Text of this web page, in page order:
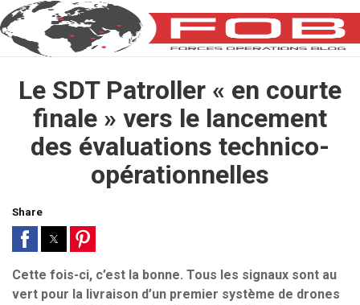
Le SDT Patroller « en courte
finale » vers le lancement
des évaluations technico-
opérationnelles
Share
Cette fois-ci, c’est la bonne. Tous les signaux sont au
vert pour la livraison d’un premier système de drones